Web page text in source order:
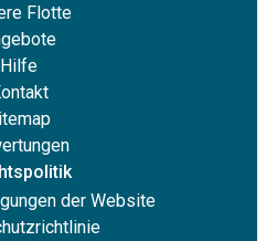
Flotte
Hilfe
der Website